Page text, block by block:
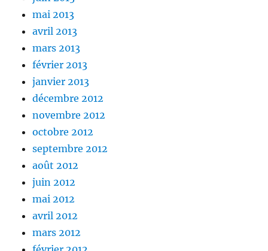
mai 2013
avril 2013
mars 2013
février 2013
janvier 2013
décembre 2012
novembre 2012
octobre 2012
septembre 2012
août 2012
juin 2012
mai 2012
avril 2012
mars 2012